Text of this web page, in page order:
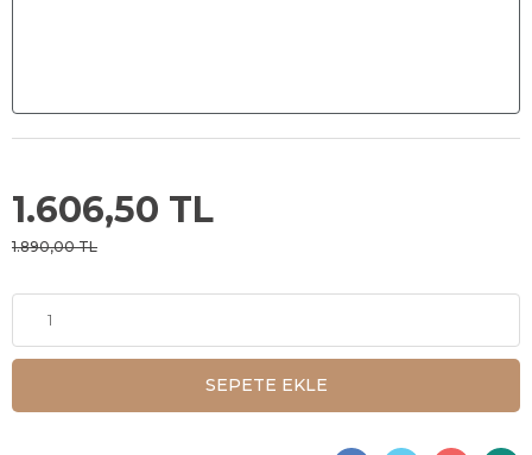
1.606,50 TL
1.890,00 TL
SEPETE EKLE